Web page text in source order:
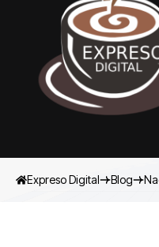
Expreso Digital Blog